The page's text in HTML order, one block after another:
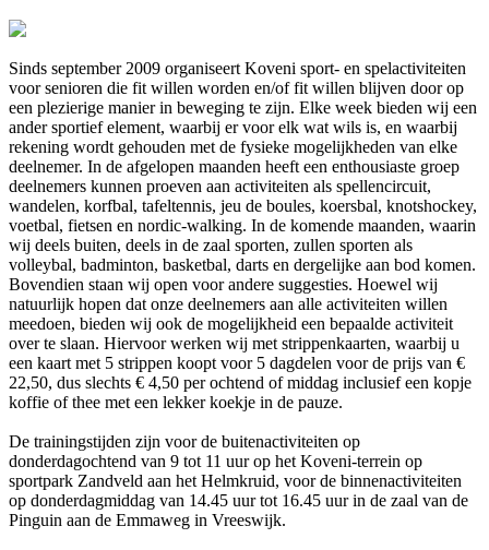
Sinds september 2009 organiseert Koveni sport- en spelactiviteiten
voor senioren die fit willen worden en/of fit willen blijven door op
een plezierige manier in beweging te zijn. Elke week bieden wij een
ander sportief element, waarbij er voor elk wat wils is, en waarbij
rekening wordt gehouden met de fysieke mogelijkheden van elke
deelnemer. In de afgelopen maanden heeft een enthousiaste groep
deelnemers kunnen proeven aan activiteiten als spellencircuit,
wandelen, korfbal, tafeltennis, jeu de boules, koersbal, knotshockey,
voetbal, fietsen en nordic-walking. In de komende maanden, waarin
wij deels buiten, deels in de zaal sporten, zullen sporten als
volleybal, badminton, basketbal, darts en dergelijke aan bod komen.
Bovendien staan wij open voor andere suggesties. Hoewel wij
natuurlijk hopen dat onze deelnemers aan alle activiteiten willen
meedoen, bieden wij ook de mogelijkheid een bepaalde activiteit
over te slaan. Hiervoor werken wij met strippenkaarten, waarbij u
een kaart met 5 strippen koopt voor 5 dagdelen voor de prijs van €
22,50, dus slechts € 4,50 per ochtend of middag inclusief een kopje
koffie of thee met een lekker koekje in de pauze.
De trainingstijden zijn voor de buitenactiviteiten op
donderdagochtend van 9 tot 11 uur op het Koveni-terrein op
sportpark Zandveld aan het Helmkruid, voor de binnenactiviteiten
op donderdagmiddag van 14.45 uur tot 16.45 uur in de zaal van de
Pinguin aan de Emmaweg in Vreeswijk.